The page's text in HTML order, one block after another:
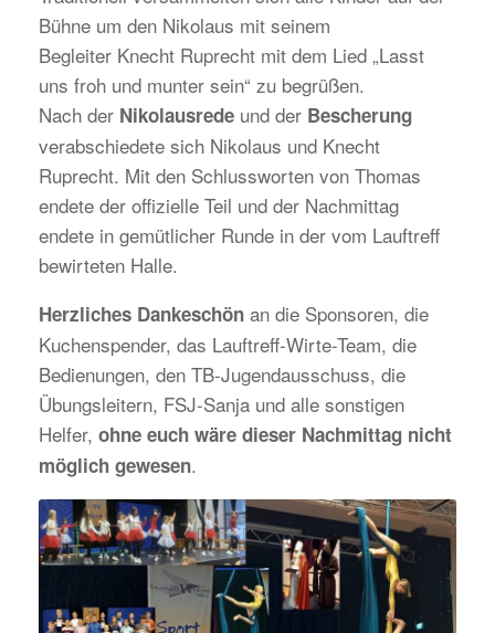
Bühne um den Nikolaus mit seinem
Begleiter Knecht Ruprecht mit dem Lied „Lasst
uns froh und munter sein“ zu begrüßen.
Nach der Nikolausrede und der Bescherung
verabschiedete sich Nikolaus und Knecht
Ruprecht. Mit den Schlussworten von Thomas
endete der offizielle Teil und der Nachmittag
endete in gemütlicher Runde in der vom Lauftreff
bewirteten Halle.
Herzliches Dankeschön an die Sponsoren, die
Kuchenspender, das Lauftreff-Wirte-Team, die
Bedienungen, den TB-Jugendausschuss, die
Übungsleitern, FSJ-Sanja und alle sonstigen
Helfer, ohne euch wäre dieser Nachmittag nicht
möglich gewesen.